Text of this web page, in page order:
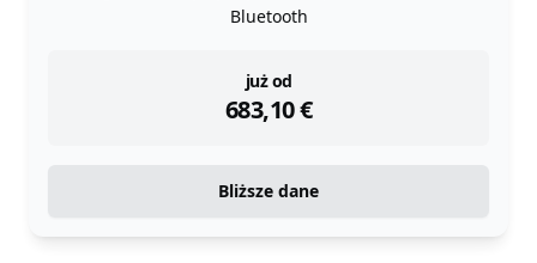
Bluetooth
już od
683,10€
instock
Bliższe dane